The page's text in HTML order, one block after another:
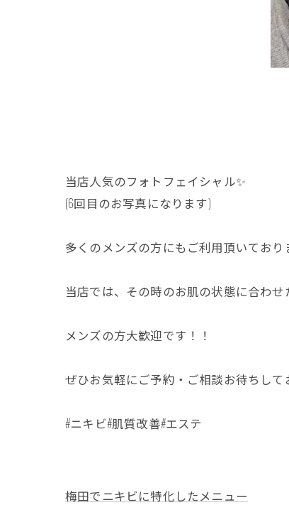
当店人気のフォトフェイシャル✨
(6回目のお写真になります)
多くのメンズの方にもご利用頂いており
当店では、その時のお肌の状態に合わ
メンズの方大歓迎です！！
ぜひお気軽にご予約・ご相談お待ちし
#ニキビ#肌質改善#エステ
梅田でニキビに特化したメニュー